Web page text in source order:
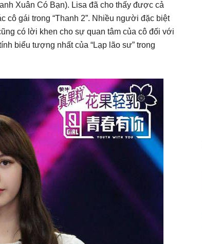
Xuân Có Bạn). Lisa đã cho thấy được cả
cô gái trong “Thanh 2”. Nhiều người đặc biệt
có lời khen cho sự quan tâm của cô đối với
biểu tượng nhất của “Lạp lão sư” trong